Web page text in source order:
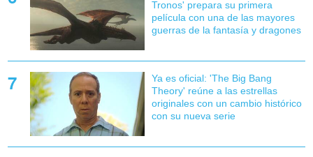
Tronos' prepara su primera
película con una de las mayores
guerras de la fantasía y dragones
Ya es oficial: 'The Big Bang
Theory' reúne a las estrellas
originales con un cambio histórico
con su nueva serie